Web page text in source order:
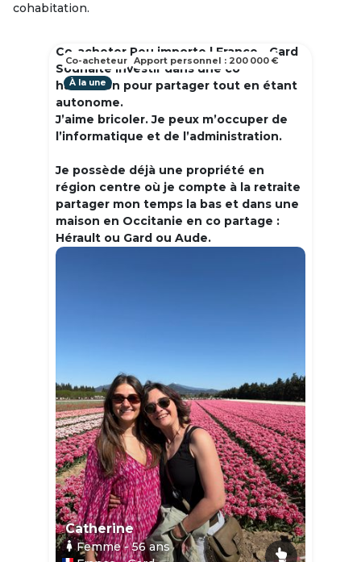
cohabitation.
Co-acheter Peu importe | France - Gard
Souhaite investir dans une co
habitation pour partager tout en étant
autonome.
J’aime bricoler. Je peux m’occuper de
l’informatique et de l’administration.
Je possède déjà une propriété en
région centre où je compte à la retraite
partager mon temps la bas et dans une
maison en Occitanie en co partage :
Hérault ou Gard ou Aude.
À la une
Catherine
Femme- 56ans
Co-acheteur Apport personnel : 200 000 €